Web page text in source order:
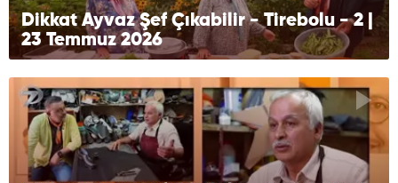
Dikkat Ayvaz Şef Çıkabilir - Tirebolu - 2 |
23 Temmuz 2026